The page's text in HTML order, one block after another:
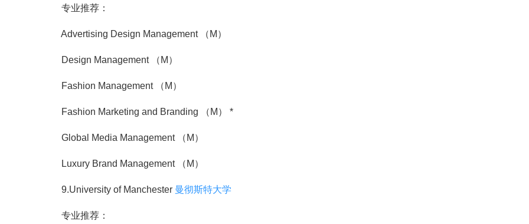
专业推荐：
Advertising Design Management （M）
Design Management （M）
Fashion Management （M）
Fashion Marketing and Branding （M） *
Global Media Management （M）
Luxury Brand Management （M）
9.University of Manchester 曼彻斯特大学
专业推荐：